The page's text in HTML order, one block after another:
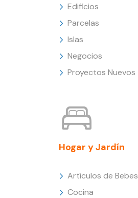
Edificios
Parcelas
Islas
Negocios
Proyectos Nuevos
Hogar y Jardín
Artículos de Bebes
Cocina